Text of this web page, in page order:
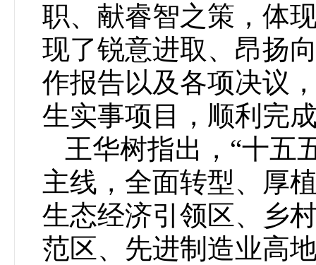
职、献睿智之策，体
现了锐意进取、昂扬
作报告以及各项决议
生实事项目，顺利完
王华树指出，“十五
主线，全面转型、厚
生态经济引领区、乡
范区、先进制造业高